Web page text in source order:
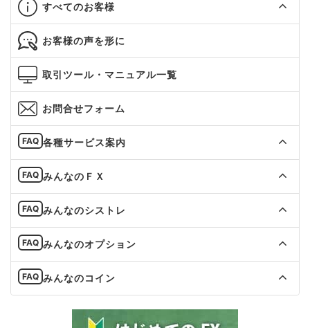
すべてのお客様
お客様の声を形に
取引ツール・マニュアル一覧
お問合せフォーム
各種サービス案内
みんなのＦＸ
みんなのシストレ
みんなのオプション
みんなのコイン